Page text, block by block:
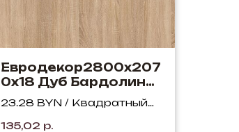
Евродекор2800х207
0х18 Дуб Бардолино
натуральный H1145
ST10
23.28 BYN / Квадратный
135,02 р.